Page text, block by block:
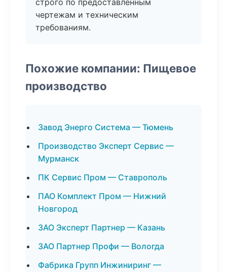
строго по предоставленным
чертежам и техническим
требованиям.
Похожие компании: Пищевое
производство
Завод Энерго Система — Тюмень
Производство Эксперт Сервис —
Мурманск
ПК Сервис Пром — Ставрополь
ПАО Комплект Пром — Нижний
Новгород
ЗАО Эксперт Партнер — Казань
ЗАО Партнер Профи — Вологда
Фабрика Групп Инжиниринг —